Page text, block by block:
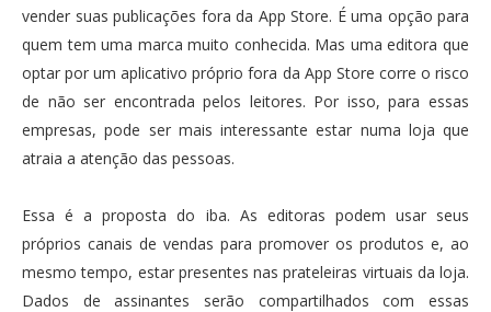
vender suas publicações fora da App Store. É uma opção para
quem tem uma marca muito conhecida. Mas uma editora que
optar por um aplicativo próprio fora da App Store corre o risco
de não ser encontrada pelos leitores. Por isso, para essas
empresas, pode ser mais interessante estar numa loja que
atraia a atenção das pessoas.
Essa é a proposta do iba. As editoras podem usar seus
próprios canais de vendas para promover os produtos e, ao
mesmo tempo, estar presentes nas prateleiras virtuais da loja.
Dados de assinantes serão compartilhados com essas